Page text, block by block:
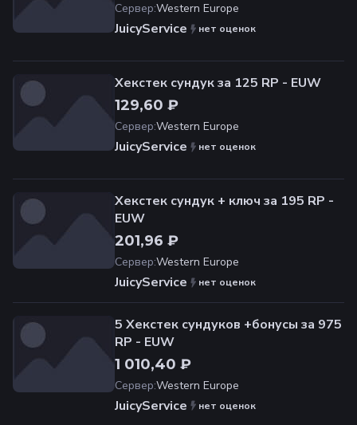
Сервер:Western Europe
JuicyService нет оценок
Хекстек сундук за 125 RP - EUW
129,60 ₽
Сервер:Western Europe
JuicyService нет оценок
Хекстек сундук + ключ за 195 RP -
EUW
201,96 ₽
Сервер:Western Europe
JuicyService нет оценок
5 Хекстек сундуков +бонусы за 975
RP - EUW
1 010,40 ₽
Сервер:Western Europe
JuicyService нет оценок